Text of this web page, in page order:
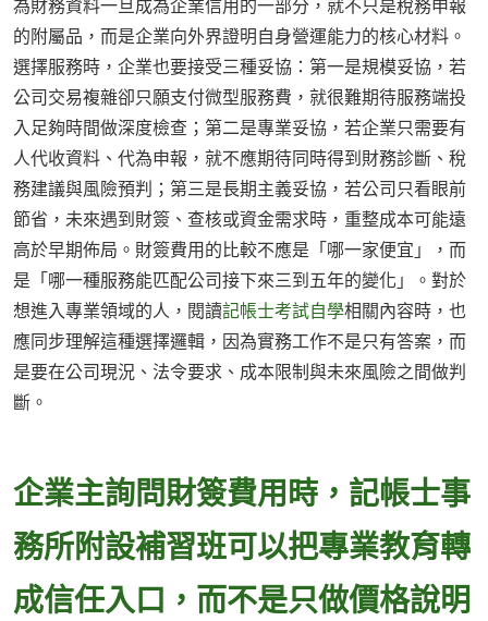
為財務資料一旦成為企業信用的一部分，就不只是稅務申報
的附屬品，而是企業向外界證明自身營運能力的核心材料。
選擇服務時，企業也要接受三種妥協：第一是規模妥協，若
公司交易複雜卻只願支付微型服務費，就很難期待服務端投
入足夠時間做深度檢查；第二是專業妥協，若企業只需要有
人代收資料、代為申報，就不應期待同時得到財務診斷、稅
務建議與風險預判；第三是長期主義妥協，若公司只看眼前
節省，未來遇到財簽、查核或資金需求時，重整成本可能遠
高於早期佈局。財簽費用的比較不應是「哪一家便宜」，而
是「哪一種服務能匹配公司接下來三到五年的變化」。對於
想進入專業領域的人，閱讀記帳士考試自學相關內容時，也
應同步理解這種選擇邏輯，因為實務工作不是只有答案，而
是要在公司現況、法令要求、成本限制與未來風險之間做判
斷。
企業主詢問財簽費用時，記帳士事
務所附設補習班可以把專業教育轉
成信任入口，而不是只做價格說明